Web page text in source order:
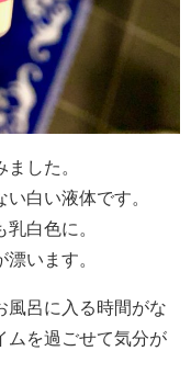
した。
白い液体です。
白色に。
います。
風呂に入る時間がな
ムを過ごせて気分が